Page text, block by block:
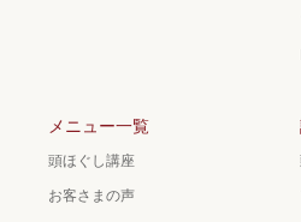
メニュー一覧
頭ほぐし講座
お客さまの声